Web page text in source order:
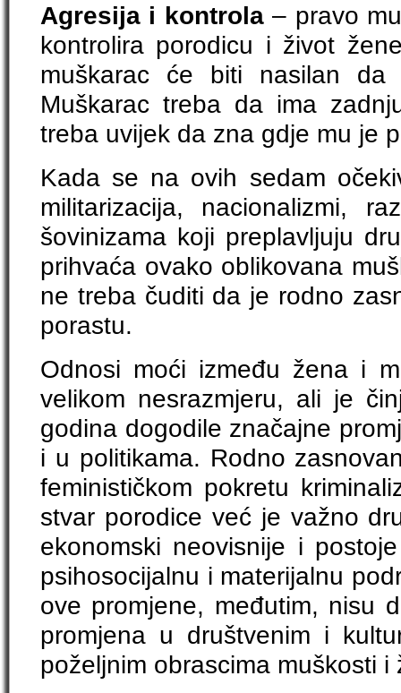
Agresija i kontrola– pravo
kontrolira porodicu i život
muškarac će biti nasilan da
Muškarac treba da ima
treba uvijek da zna gdje mu je
Kada se na ovih sedam
militarizacija, nacionalizmi,
šovinizama koji preplavljuju
prihvaća ovako oblikovana
ne treba čuditi da je rodno
porastu.
Odnosi moći između žena i
velikom nesrazmjeru, ali je
godina dogodile značajne
i u politikama. Rodno
feminističkom pokretu
stvar porodice već je važno
ekonomski neovisnije i
psihosocijalnu i materijalnu
ove promjene, međutim, nisu
promjena u društvenim i
poželjnim obrascima muškosti i